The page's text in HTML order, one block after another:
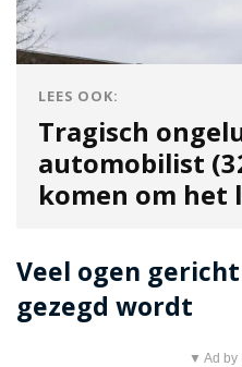
LEES OOK:
Tragisch
automobilist
komen om het
Veel ogen
gezegd wordt
▼ Ad by